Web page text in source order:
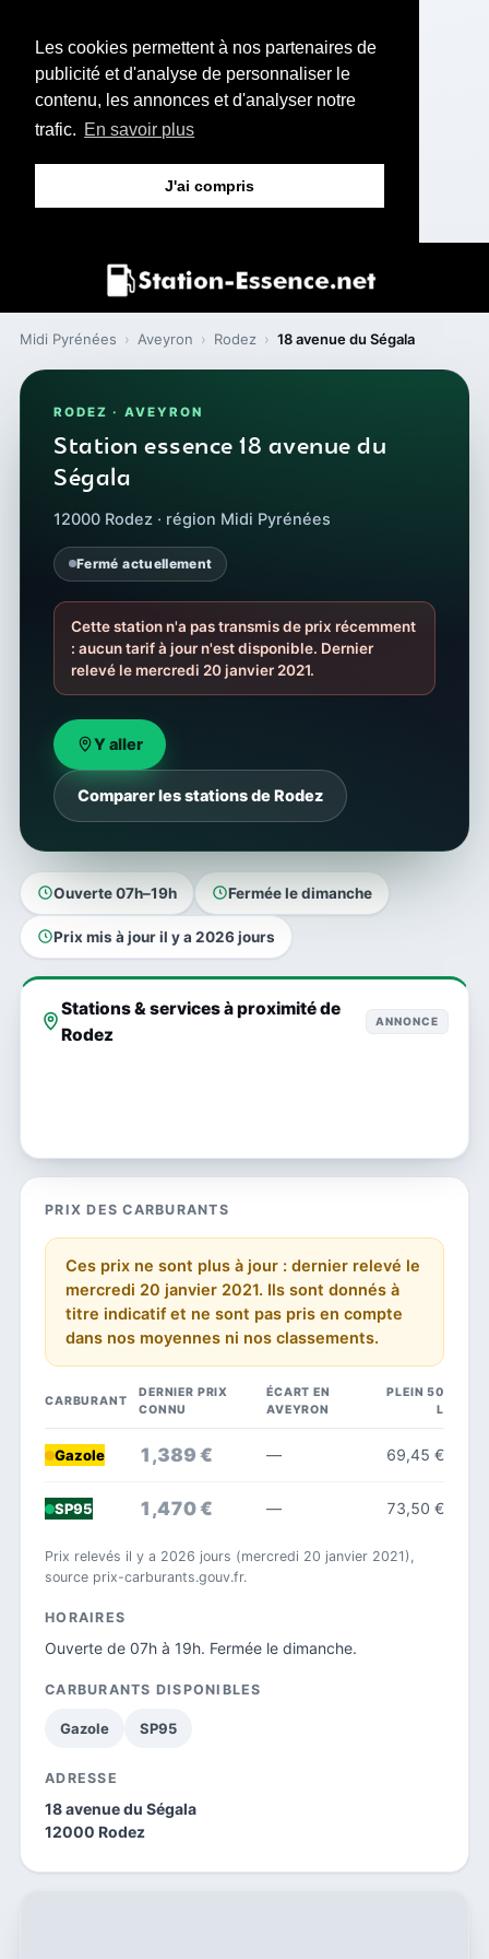
Les cookies permettent à nos partenaires de
publicité et d'analyse de personnaliser le
contenu, les annonces et d'analyser notre
trafic. En savoir plus
J'ai compris
Midi Pyrénées › Aveyron › Rodez › 18 avenue du Ségala
RODEZ · AVEYRON
Station essence 18 avenue du
Ségala
12000 Rodez · région Midi Pyrénées
Fermé actuellement
Cette station n'a pas transmis de prix récemment
: aucun tarif à jour n'est disponible. Dernier
relevé le mercredi 20 janvier 2021.
Y aller
Comparer les stations de Rodez
Ouverte 07h–19h Fermée le dimanche
Prix mis à jour il y a 2026 jours
Stations & services à proximité de
Rodez
ANNONCE
PRIX DES CARBURANTS
Ces prix ne sont plus à jour : dernier relevé le
mercredi 20 janvier 2021. Ils sont donnés à
titre indicatif et ne sont pas pris en compte
dans nos moyennes ni nos classements.
CARBURANT
DERNIER PRIX
CONNU
ÉCART EN
AVEYRON
PLEIN 50
L
Gazole 1,389 € — 69,45 €
SP95 1,470 € — 73,50 €
Prix relevés il y a 2026 jours (mercredi 20 janvier 2021),
source prix-carburants.gouv.fr.
HORAIRES
Ouverte de 07h à 19h. Fermée le dimanche.
CARBURANTS DISPONIBLES
Gazole SP95
ADRESSE
18 avenue du Ségala
12000 Rodez